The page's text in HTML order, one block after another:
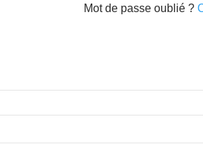
Mot de passe oublié ?